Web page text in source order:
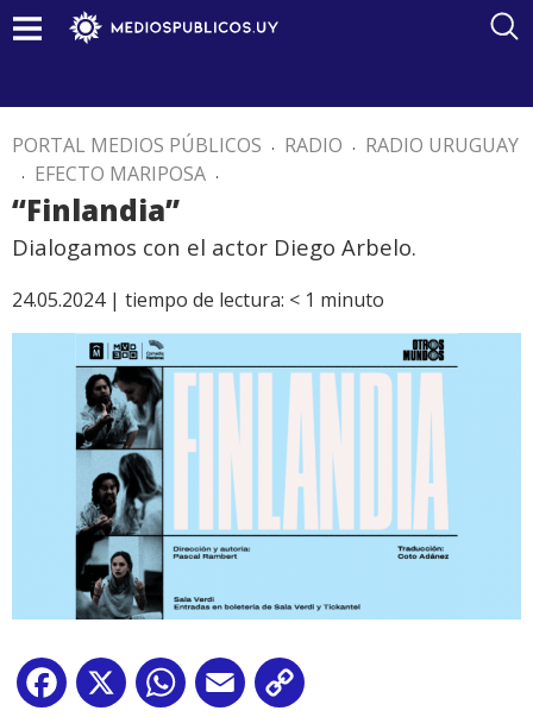
PORTAL MEDIOS PÚBLICOS . RADIO . RADIO URUGUAY
. EFECTO MARIPOSA .
“Finlandia”
Dialogamos con el actor Diego Arbelo.
24.05.2024 | tiempo de lectura: < 1 minuto
Facebook
X WhatsApp
Email